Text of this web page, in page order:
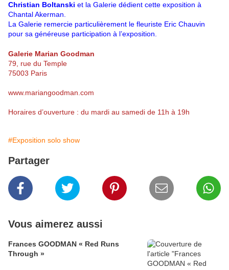
Christian Boltanski et la Galerie dédient cette exposition à
Chantal Akerman.
La Galerie remercie particulièrement le fleuriste Eric Chauvin
pour sa généreuse participation à l’exposition.
Galerie Marian Goodman
79, rue du Temple
75003 Paris
www.mariangoodman.com
Horaires d’ouverture : du mardi au samedi de 11h à 19h
#Exposition solo show
Partager
Vous aimerez aussi
Frances GOODMAN « Red Runs
Through »